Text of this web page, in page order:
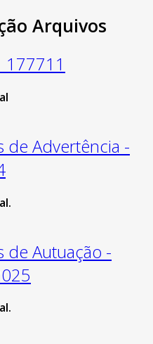
Arquivos
de Advertência -
de Autuação -